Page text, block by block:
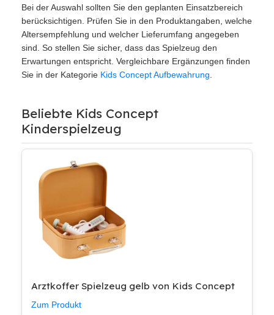
Bei der Auswahl sollten Sie den geplanten Einsatzbereich
berücksichtigen. Prüfen Sie in den Produktangaben, welche
Altersempfehlung und welcher Lieferumfang angegeben
sind. So stellen Sie sicher, dass das Spielzeug den
Erwartungen entspricht. Vergleichbare Ergänzungen finden
Sie in der Kategorie Kids Concept Aufbewahrung
Beliebte Kids Concept
Kinderspielzeug
Arztkoffer Spielzeug gelb von Kids Concept
Zum Produkt